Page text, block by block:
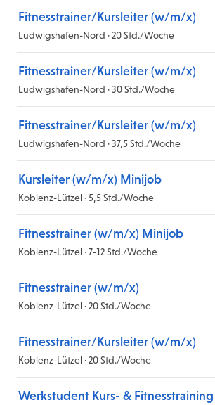
Fitnesstrainer/Kursleiter (w/m/x)
Ludwigshafen-Nord · 20 Std./Woche
Fitnesstrainer/Kursleiter (w/m/x)
Ludwigshafen-Nord · 30 Std./Woche
Fitnesstrainer/Kursleiter (w/m/x)
Ludwigshafen-Nord · 37,5 Std./Woche
Kursleiter (w/m/x) Minijob
Koblenz-Lützel · 5,5 Std./Woche
Fitnesstrainer (w/m/x) Minijob
Koblenz-Lützel · 7-12 Std./Woche
Fitnesstrainer (w/m/x)
Koblenz-Lützel · 20 Std./Woche
Fitnesstrainer/Kursleiter (w/m/x)
Koblenz-Lützel · 20 Std./Woche
Werkstudent Kurs- &